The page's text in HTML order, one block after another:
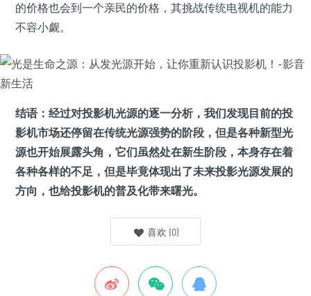
的价格也会到一个亲民的价格，其挑战传统电视机的能力
不容小觑。
结语：经过对投影机光源的逐一分析，我们发现目前的投
影机市场还停留在传统光源强势的阶段，但是各种新型光
源也开始展露头角，它们虽然处在新生阶段，本身存在着
各种各样的不足，但是毕竟体现出了未来投影光源发展的
方向，也给投影机的普及化带来曙光。
喜欢 (0)